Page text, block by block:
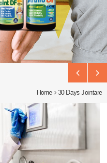
Home 30 Days Jointare